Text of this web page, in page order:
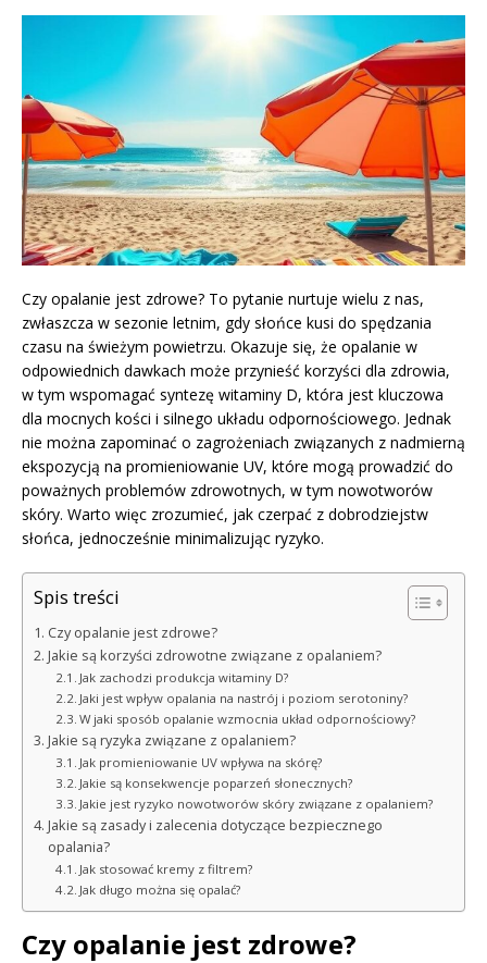
Czy opalanie jest zdrowe? To pytanie nurtuje wielu z nas,
zwłaszcza w sezonie letnim, gdy słońce kusi do spędzania
czasu na świeżym powietrzu. Okazuje się, że opalanie w
odpowiednich dawkach może przynieść korzyści dla zdrowia,
w tym wspomagać syntezę witaminy D, która jest kluczowa
dla mocnych kości i silnego układu odpornościowego. Jednak
nie można zapominać o zagrożeniach związanych z nadmierną
ekspozycją na promieniowanie UV, które mogą prowadzić do
poważnych problemów zdrowotnych, w tym nowotworów
skóry. Warto więc zrozumieć, jak czerpać z dobrodziejstw
słońca, jednocześnie minimalizując ryzyko.
Spis treści
Czy opalanie jest zdrowe?
Jakie są korzyści zdrowotne związane z opalaniem?
Jak zachodzi produkcja witaminy D?
Jaki jest wpływ opalania na nastrój i poziom serotoniny?
W jaki sposób opalanie wzmocnia układ odpornościowy?
Jakie są ryzyka związane z opalaniem?
Jak promieniowanie UV wpływa na skórę?
Jakie są konsekwencje poparzeń słonecznych?
Jakie jest ryzyko nowotworów skóry związane z opalaniem?
Jakie są zasady i zalecenia dotyczące bezpiecznego
opalania?
Jak stosować kremy z filtrem?
Jak długo można się opalać?
Czy opalanie jest zdrowe?